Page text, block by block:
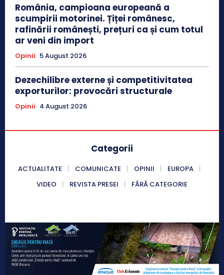
România, campioana europeană a
scumpirii motorinei. Țiței românesc,
rafinării românești, prețuri ca și cum totul
ar veni din import
Opinii 5 August 2026
Dezechilibre externe și competitivitatea
exporturilor: provocări structurale
Opinii 4 August 2026
Categorii
ACTUALITATE COMUNICATE OPINII
EUROPA
VIDEO
REVISTA PRESEI FĂRĂ CATEGORIE